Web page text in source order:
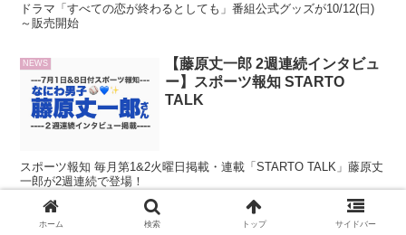
ドラマ「すべての恋が終わるとしても」番組公式グッズが10/12(日)
～販売開始
NEWS
【藤原丈一郎 2週連続インタビュ
ー】スポーツ報知 STARTO
TALK
スポーツ報知 毎月第1&2火曜日掲載・連載「STARTO TALK」藤原丈
一郎が2週連続で登場！
NEWS
デイリースポーツ 関西ジャニー
ホーム 検索 トップ サイドバー